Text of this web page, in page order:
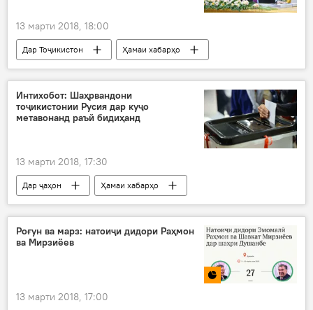
13 марти 2018, 18:00
Дар Тоҷикистон
Ҳамаи хабарҳо
Эмомалӣ Раҳмон
Додситонӣ
гурӯҳи терористӣ
Интихобот: Шаҳрвандони
тоҷикистонии Русия дар куҷо
метавонанд раъй бидиҳанд
13 марти 2018, 17:30
Дар ҷаҳон
Ҳамаи хабарҳо
Маркази илму фарҳанги Русия
интихобот
Роғун ва марз: натоиҷи дидори Раҳмон
ва Мирзиёев
13 марти 2018, 17:00